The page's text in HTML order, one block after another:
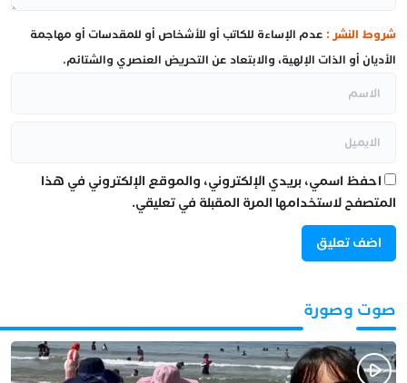
شروط النشر : عدم الإساءة للكاتب أو للأشخاص أو للمقدسات أو مهاجمة
الأديان أو الذات الإلهية، والابتعاد عن التحريض العنصري والشتائم.
احفظ اسمي، بريدي الإلكتروني، والموقع الإلكتروني في هذا
المتصفح لاستخدامها المرة المقبلة في تعليقي.
صوت وصورة